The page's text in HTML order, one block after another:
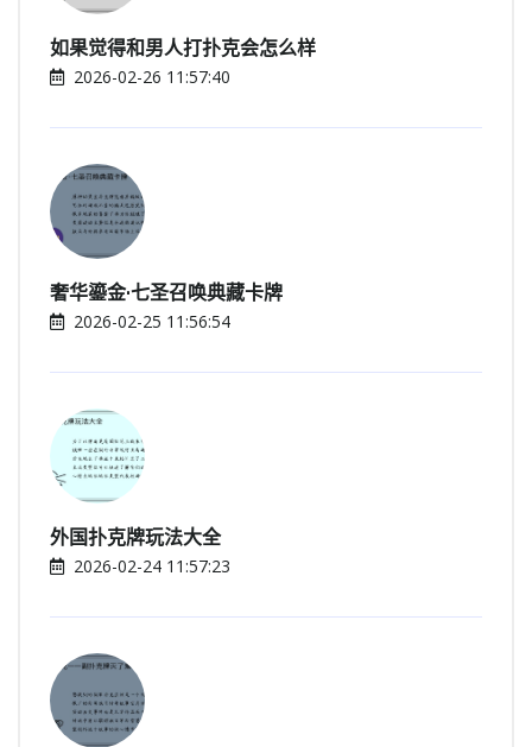
如果觉得和男人打扑克会怎么样
2026-02-26 11:57:40
奢华鎏金·七圣召唤典藏卡牌
2026-02-25 11:56:54
外国扑克牌玩法大全
2026-02-24 11:57:23